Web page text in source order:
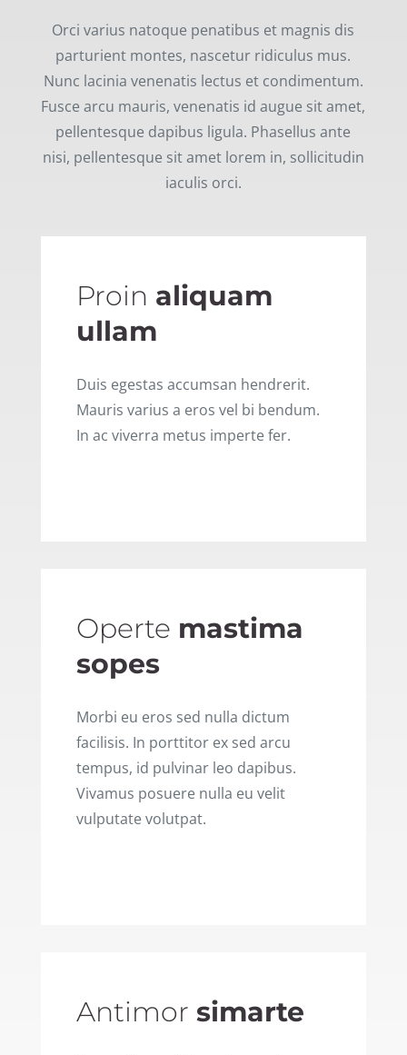
Orci varius natoque penatibus et magnis dis
parturient montes, nascetur ridiculus mus.
Nunc lacinia venenatis lectus et condimentum.
Fusce arcu mauris, venenatis id augue sit amet,
pellentesque dapibus ligula. Phasellus ante
nisi, pellentesque sit amet lorem in, sollicitudin
iaculis orci.
Proin aliquam
ullam
Duis egestas accumsan hendrerit.
Mauris varius a eros vel bi bendum.
In ac viverra metus imperte fer.
Operte mastima
sopes
Morbi eu eros sed nulla dictum
facilisis. In porttitor ex sed arcu
tempus, id pulvinar leo dapibus.
Vivamus posuere nulla eu velit
vulputate volutpat.
Antimorsimarte